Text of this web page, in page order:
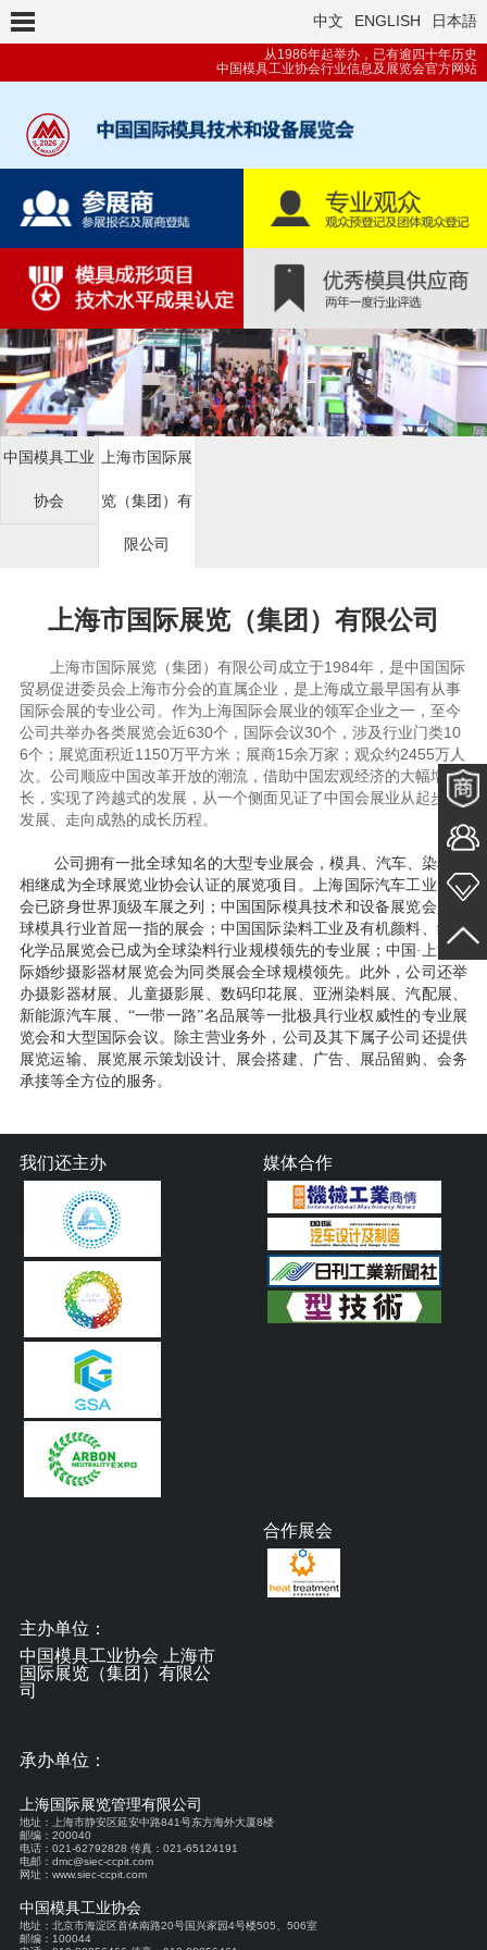
中文 ENGLISH 日本語
从1986年起举办，已有逾四十年历史
中国模具工业协会行业信息及展览会官方网站
中国模具工业
协会
上海市国际展
览（集团）有
限公司
上海市国际展览（集团）有限公司
上海市国际展览（集团）有限公司成立于1984年，是中国国际
贸易促进委员会上海市分会的直属企业，是上海成立最早国有从事
国际会展的专业公司。作为上海国际会展业的领军企业之一，至今
公司共举办各类展览会近630个，国际会议30个，涉及行业门类10
6个；展览面积近1150万平方米；展商15余万家；观众约2455万人
次。公司顺应中国改革开放的潮流，借助中国宏观经济的大幅增
长，实现了跨越式的发展，从一个侧面见证了中国会展业从起步、
发展、走向成熟的成长历程。
公司拥有一批全球知名的大型专业展会，模具、汽车、染料展
相继成为全球展览业协会认证的展览项目。上海国际汽车工业展览
会已跻身世界顶级车展之列；中国国际模具技术和设备展览会是全
球模具行业首屈一指的展会；中国国际染料工业及有机颜料、纺织
化学品展览会已成为全球染料行业规模领先的专业展；中国 ·上海国
际婚纱摄影器材展览会为同类展会全球规模领先。此外，公司还举
办摄影器材展、儿童摄影展、数码印花展、亚洲染料展、汽配展、
新能源汽车展、“一带一路”名品展等一批极具行业权威性的专业展
览会和大型国际会议。除主营业务外，公司及其下属子公司还提供
展览运输、展览展示策划设计、展会搭建、广告、展品留购、会务
承接等全方位的服务。
媒体合作
我们还主办
合作展会
主办单位：
中国模具工业协会 上海市
国际展览（集团）有限公
司
承办单位：
上海国际展览管理有限公司
地址：上海市静安区延安中路841号东方海外大厦8楼
邮编：200040
电话：021-62792828 传真：021-65124191
电邮：dmc@siec-ccpit.com
网址：www.siec-ccpit.com
中国模具工业协会
地址：北京市海淀区首体南路20号国兴家园4号楼505、506室
邮编：100044